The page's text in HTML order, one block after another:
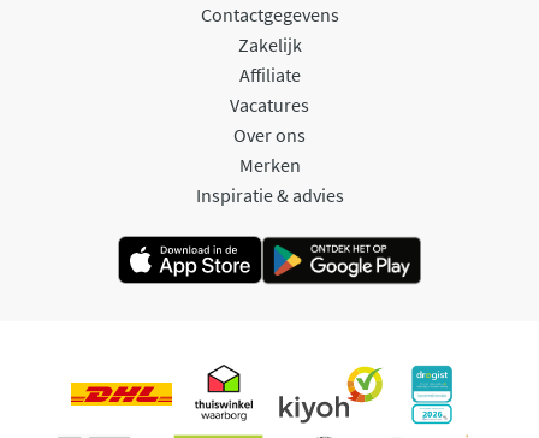
Contactgegevens
Zakelijk
Affiliate
Vacatures
Over ons
Merken
Inspiratie & advies